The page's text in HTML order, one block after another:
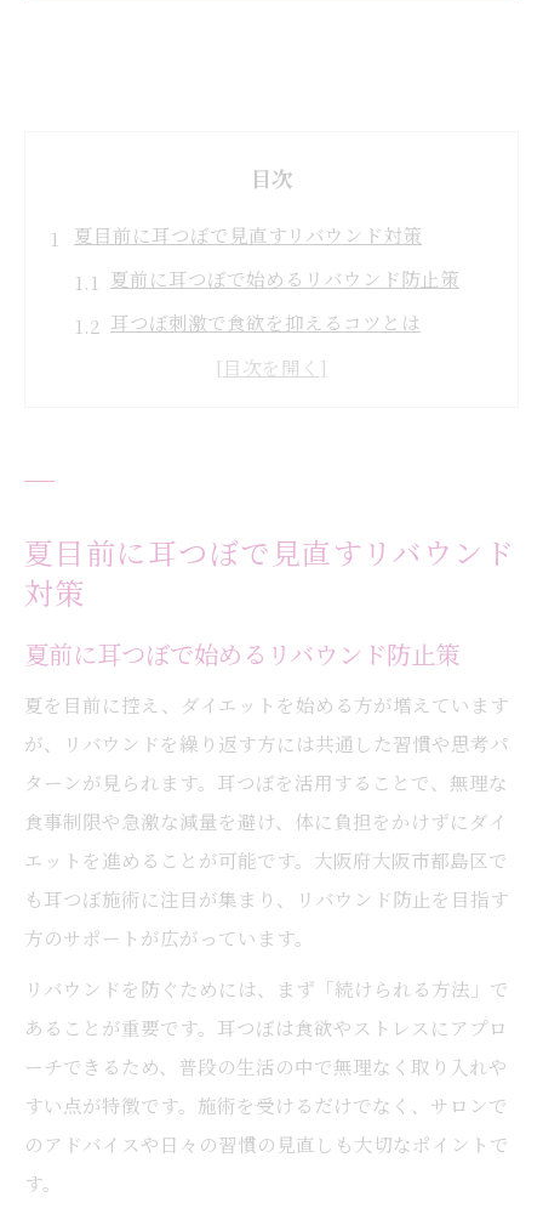
目次
夏目前に耳つぼで見直すリバウンド対策
夏前に耳つぼで始めるリバウンド防止策
耳つぼ刺激で食欲を抑えるコツとは
リバウンド経験者が意識すべき耳つぼ活用
繰り返すリバウンドの原因を耳つぼで探る
耳つぼと食欲コントロールの関係性を解説
耳つぼ利用時によくあるリバウンドの誤解
耳つぼの効果とホルモンバランスの関係
耳つぼが叶える無理なく続くダイエット術
耳つぼ刺激の正しいやり方と注意点
耳つぼを活かす続けやすい減量テクニック
失敗しない耳つぼダイエットの進め方
リバウンド経験者が気を付けたい耳つぼ活用法
リバウンド経験者必見耳つぼ活用の注意点
耳つぼで再発防止するための実践ポイント
夏目前に耳つぼで見直すリバウンド
対策
夏前に耳つぼで始めるリバウンド防止策
夏を目前に控え、ダイエットを始める方が増えています
が、リバウンドを繰り返す方には共通した習慣や思考パ
ターンが見られます。耳つぼを活用することで、無理な
食事制限や急激な減量を避け、体に負担をかけずにダイ
エットを進めることが可能です。大阪府大阪市都島区で
も耳つぼ施術に注目が集まり、リバウンド防止を目指す
方のサポートが広がっています。
リバウンドを防ぐためには、まず「続けられる方法」で
あることが重要です。耳つぼは食欲やストレスにアプロ
ーチできるため、普段の生活の中で無理なく取り入れや
すい点が特徴です。施術を受けるだけでなく、サロンで
のアドバイスや日々の習慣の見直しも大切なポイントで
す。